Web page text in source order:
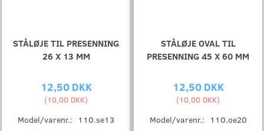
STÅLØJE TIL PRESENNING
26 X 13 MM
12,50 DKK
(10,00 DKK)
Model/varenr.: 110.se13
STÅLØJE OVAL TIL
PRESENNING 45 X 60 MM
12,50 DKK
(10,00 DKK)
Model/varenr.: 110.oe20